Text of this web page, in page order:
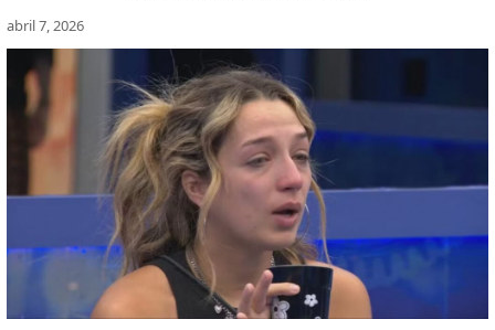
abril 7, 2026